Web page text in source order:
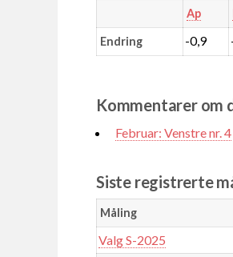
Ap
Endring -0,9
Kommentarer om
Februar: Venstre nr. 4
Siste registrerte
Måling
Valg S-2025